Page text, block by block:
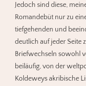
Jedoch sind diese,
Romandebüt nur zu
tiefgehenden und
deutlich auf jeder Seite
Briefwechseln sowohl
beiläufig, von der
Koldeweys akribische